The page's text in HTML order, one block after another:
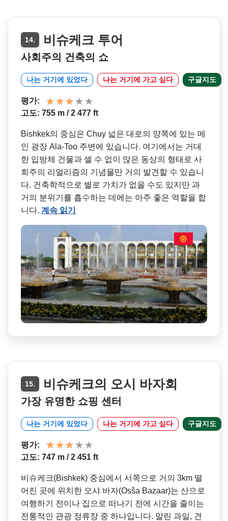
14. 비슈케크 투어
사회주의 건축의 쇼
나는 거기에 있었다 나는 거기에 가고 싶다 구글지도
평가:
고도: 755 m / 2 477 ft
Bishkek의 중심은 Chuy 넓은 대로의 양쪽에 있는 메
인 광장 Ala-Too 주변에 있습니다. 여기에서는 거대
한 입방체 건물과 셀 수 없이 많은 동상의 형태로 사
회주의 리얼리즘의 기념물만 거의 발견할 수 있습니
다. 건축학적으로 별로 가치가 없을 수도 있지만 과
거의 분위기를 흡수하는 데에는 아주 좋은 역할을 합
니다. 계속 읽기
15. 비슈케크의 오시 바자회
가장 유명한 쇼핑 센터
나는 거기에 있었다 나는 거기에 가고 싶다 구글지도
평가:
고도: 747 m / 2 451 ft
비슈케크(Bishkek) 중심에서 서쪽으로 거의 3km 떨
어진 곳에 위치한 오샤 바자(Osša Bazaar)는 산으로
여행하기 전이나 집으로 떠나기 전에 시간을 줄이는
전통적인 관광 정류장 중 하나입니다. 말린 과일, 견